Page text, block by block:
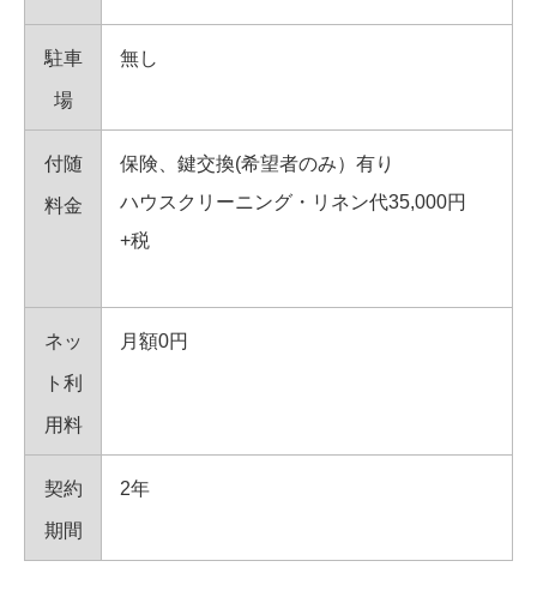
駐車
場
無し
付随
料金
保険、鍵交換(希望者のみ）有り
ハウスクリーニング・リネン代35,000円
+税
ネッ
ト利
用料
月額0円
契約
期間
2年